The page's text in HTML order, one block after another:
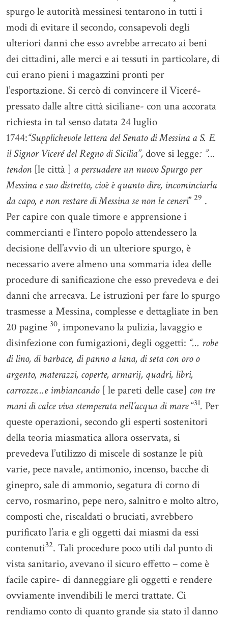
spurgo le autorità messinesi tentarono in tutti i
modi di evitare il secondo, consapevoli degli
ulteriori danni che esso avrebbe arrecato ai beni
dei cittadini, alle merci e ai tessuti in particolare, di
cui erano pieni i magazzini pronti per
l’esportazione. Si cercò di convincere il Viceré-
pressato dalle altre città siciliane- con una accorata
richiesta in tal senso datata 24 luglio
1744:“Supplichevole lettera del Senato di Messina a S. E.
il Signor Viceré del Regno di Sicilia”, dove si legge: ”…
tendon [le città ] a persuadere un nuovo Spurgo per
Messina e suo distretto, cioè è quanto dire, incominciarla
da capo, e non restare di Messina se non le ceneri” 29 .
Per capire con quale timore e apprensione i
commercianti e l’intero popolo attendessero la
decisione dell’avvio di un ulteriore spurgo, è
necessario avere almeno una sommaria idea delle
procedure di sanificazione che esso prevedeva e dei
danni che arrecava. Le istruzioni per fare lo spurgo
trasmesse a Messina, complesse e dettagliate in ben
20 pagine 30, imponevano la pulizia, lavaggio e
disinfezione con fumigazioni, degli oggetti: “… robe
di lino, di barbace, di panno a lana, di seta con oro o
argento, materazzi, coperte, armarij, quadri, libri,
carrozze…e imbiancando [ le pareti delle case] con tre
mani di calce viva stemperata nell’acqua di mare“31. Per
queste operazioni, secondo gli esperti sostenitori
della teoria miasmatica allora osservata, si
prevedeva l’utilizzo di miscele di sostanze le più
varie, pece navale, antimonio, incenso, bacche di
ginepro, sale di ammonio, segatura di corno di
cervo, rosmarino, pepe nero, salnitro e molto altro,
composti che, riscaldati o bruciati, avrebbero
purificato l’aria e gli oggetti dai miasmi da essi
contenuti32. Tali procedure poco utili dal punto di
vista sanitario, avevano il sicuro effetto – come è
facile capire- di danneggiare gli oggetti e rendere
ovviamente invendibili le merci trattate. Ci
rendiamo conto di quanto grande sia stato il danno